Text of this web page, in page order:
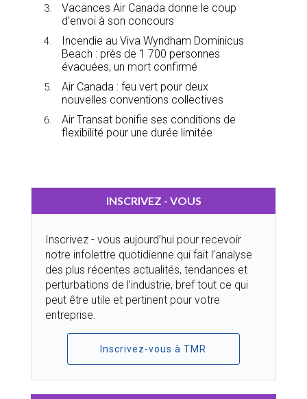
Vacances Air Canada donne le coup
d’envoi à son concours
Incendie au Viva Wyndham Dominicus
Beach : près de 1 700 personnes
évacuées, un mort confirmé
Air Canada : feu vert pour deux
nouvelles conventions collectives
Air Transat bonifie ses conditions de
flexibilité pour une durée limitée
INSCRIVEZ - VOUS
Inscrivez - vous aujourd’hui pour recevoir
notre infolettre quotidienne qui fait l’analyse
des plus récentes actualités, tendances et
perturbations de l’industrie, bref tout ce qui
peut être utile et pertinent pour votre
entreprise.
Inscrivez-vous à TMR